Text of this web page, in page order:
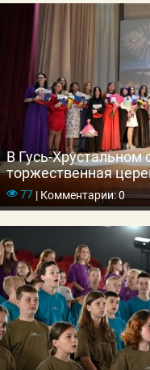
В Гусь-Хрустальном
торжественная
выпускникам школ
77 |Комментарии: 0